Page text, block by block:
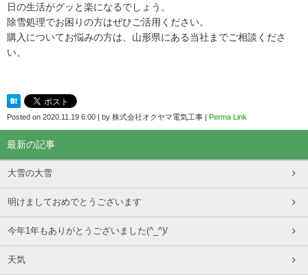
日の生活がグッと楽になるでしょう。
除雪処理でお困りの方はぜひご活用ください。
購入についてお悩みの方は、山形県にある当社までご相談くださ
い。
Posted on 2020.11.19 6:00 | by 株式会社オクヤマ電気工事 | Perma Link
最新の記事
大雪の大雪
明けましておめでとうございます
今年1年もありがとうございました(^_^)/
天気